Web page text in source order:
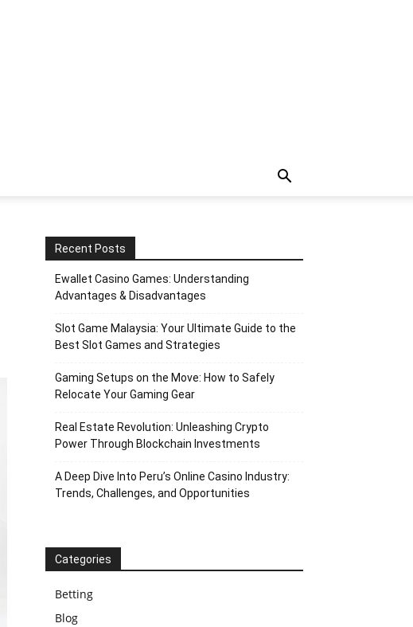
Recent Posts
Ewallet Casino Games: Understanding
Advantages & Disadvantages
Slot Game Malaysia: Your Ultimate Guide to the
Best Slot Games and Strategies
Gaming Setups on the Move: How to Safely
Relocate Your Gaming Gear
Real Estate Revolution: Unleashing Crypto
Power Through Blockchain Investments
A Deep Dive Into Peru’s Online Casino Industry:
Trends, Challenges, and Opportunities
Categories
Betting
Blog